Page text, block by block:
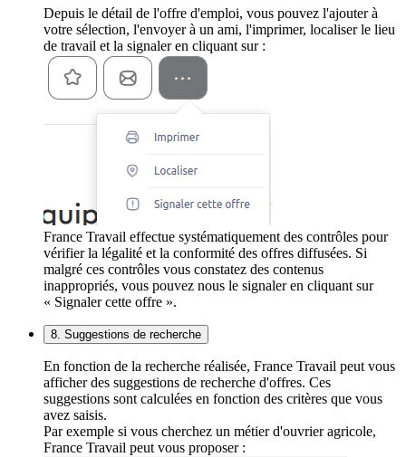
Depuis le détail de l'offre d'emploi, vous pouvez l'ajouter à
votre sélection, l'envoyer à un ami, l'imprimer, localiser le lieu
de travail et la signaler en cliquant sur :
France Travail effectue systématiquement des contrôles pour
vérifier la légalité et la conformité des offres diffusées. Si
malgré ces contrôles vous constatez des contenus
inappropriés, vous pouvez nous le signaler en cliquant sur
« Signaler cette offre ».
8. Suggestions de recherche
En fonction de la recherche réalisée, France Travail peut vous
afficher des suggestions de recherche d'offres. Ces
suggestions sont calculées en fonction des critères que vous
avez saisis.
Par exemple si vous cherchez un métier d'ouvrier agricole,
France Travail peut vous proposer :